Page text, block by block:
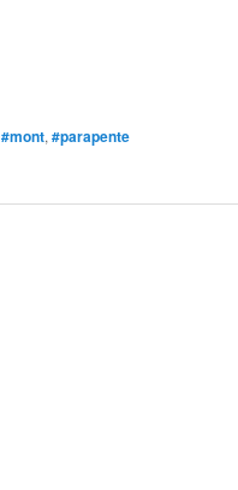
#mont, #parapente